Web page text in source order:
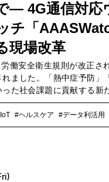
― 4G通信対応
チ「
現場改革
働安全衛生規則が改正さ
ました。「熱中症予防」
た社会課題に貢献する新
高まっているのが、アイ
ウォッチ「AAASWatch
より体調管理や熱中症リ
ジネスの4G/5G通信技術
#ヘルスケア #データ利活用